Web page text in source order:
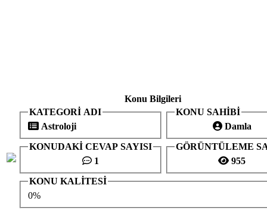
Konu Bilgileri
KATEGORİ ADI
Astroloji
KONU SAHİBİ
Damla
KONUDAKİ CEVAP SAYISI
1
GÖRÜNTÜLEME
955
KONU KALİTESİ
0%